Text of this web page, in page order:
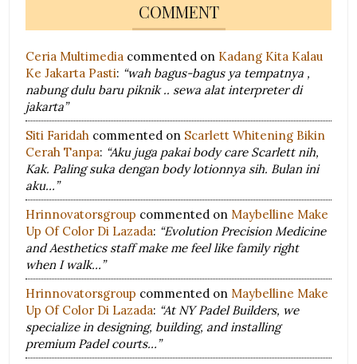
COMMENT
Ceria Multimedia commented on Kadang Kita Kalau
Ke Jakarta Pasti: “wah bagus-bagus ya tempatnya ,
nabung dulu baru piknik .. sewa alat interpreter di
jakarta”
Siti Faridah commented on Scarlett Whitening Bikin
Cerah Tanpa: “Aku juga pakai body care Scarlett nih,
Kak. Paling suka dengan body lotionnya sih. Bulan ini
aku…”
Hrinnovatorsgroup commented on Maybelline Make
Up Of Color Di Lazada: “Evolution Precision Medicine
and Aesthetics staff make me feel like family right
when I walk…”
Hrinnovatorsgroup commented on Maybelline Make
Up Of Color Di Lazada: “At NY Padel Builders, we
specialize in designing, building, and installing
premium Padel courts…”